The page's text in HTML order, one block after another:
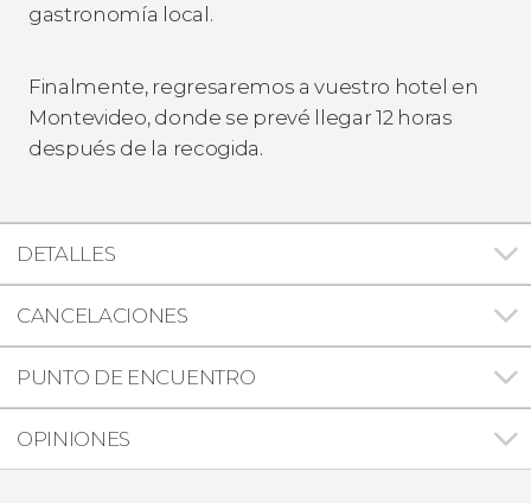
gastronomía local.
Finalmente, regresaremos a vuestro hotel en
Montevideo, donde se prevé llegar 12 horas
después de la recogida.
DETALLES
CANCELACIONES
PUNTO DE ENCUENTRO
OPINIONES